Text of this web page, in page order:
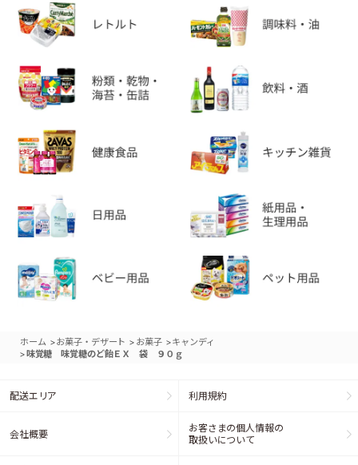
ホーム >お菓子・デザート > お菓子 >キャンディ
> 味覚糖 味覚糖のど飴ＥＸ 袋 ９０ｇ
配送エリア 利用規約
会社概要
お客さまの個人情報の
取扱いについて